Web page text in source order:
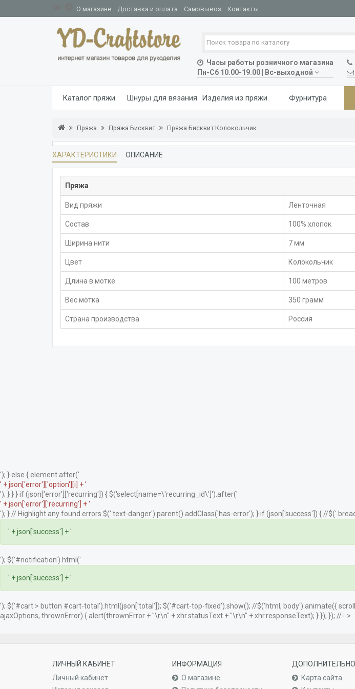
О магазине Доставка и оплата Самовывоз Контакты
Часы работы розничного магазина
Пн-Сб 10.00-19.00 | Вс-выходной
Каталог пряжи Шнуры для вязания Изделия из пряжи Фурнитура
Пряжа Пряжа Бисквит Пряжа Бисквит Колокольчик
ХАРАКТЕРИСТИКИ ОПИСАНИЕ
Пряжа
Вид пряжи Ленточная
Состав 100% хлопок
Ширина нити 7 мм
Цвет Колокольчик
Длина в мотке 100 метров
Вес мотка 350 грамм
Страна производства Россия
'); } else { element.after('
' + json['error']['option'][i] + '
'); } } } if (json['error']['recurring']) { $('select[name=\'recurring_id\']').after('
' + json['error']['recurring'] + '
'); } // Highlight any found errors $('.text-danger').parent().addClass('has-error'); } if (json['success']) { //
' + json['success'] + '
'); $('#notification').html('
' + json['success'] + '
'); $('#cart > button #cart-total').html(json['total']); $('#cart-top-fixed').show(); //$('html, body').animate({
ajaxOptions, thrownError) { alert(thrownError + "\r\n" + xhr.statusText + "\r\n" + xhr.responseText); } }); }); //-->
ЛИЧНЫЙ КАБИНЕТ
Личный кабинет
ИНФОРМАЦИЯ
О магазине
ДОПОЛНИТЕЛЬНО
Карта сайта